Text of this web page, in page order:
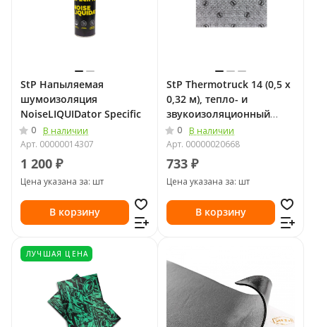
StP Напыляемая
шумоизоляция
NoiseLIQUIDator Specific
0
В наличии
Арт. 00000014307
1 200 ₽
Цена указана за: шт
В корзину
StP Thermotruck 14 (0,5 х
0,32 м), тепло- и
звукоизоляционный
материал
0
В наличии
Арт. 00000020668
733 ₽
Цена указана за: шт
В корзину
ЛУЧШАЯ ЦЕНА